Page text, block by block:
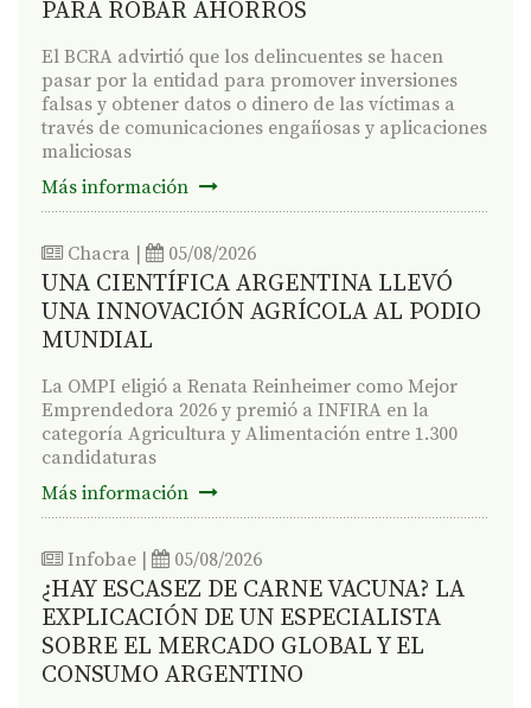
PARA ROBAR AHORROS
El BCRA advirtió que los delincuentes se hacen
pasar por la entidad para promover inversiones
falsas y obtener datos o dinero de las víctimas a
través de comunicaciones engañosas y aplicaciones
maliciosas
Más información
Chacra 05/08/2026
UNA CIENTÍFICA ARGENTINA LLEVÓ
UNA INNOVACIÓN AGRÍCOLA AL PODIO
MUNDIAL
La OMPI eligió a Renata Reinheimer como Mejor
Emprendedora 2026 y premió a INFIRA en la
categoría Agricultura y Alimentación entre 1.300
candidaturas
Más información
Infobae 05/08/2026
¿HAY ESCASEZ DE CARNE VACUNA? LA
EXPLICACIÓN DE UN ESPECIALISTA
SOBRE EL MERCADO GLOBAL Y EL
CONSUMO ARGENTINO